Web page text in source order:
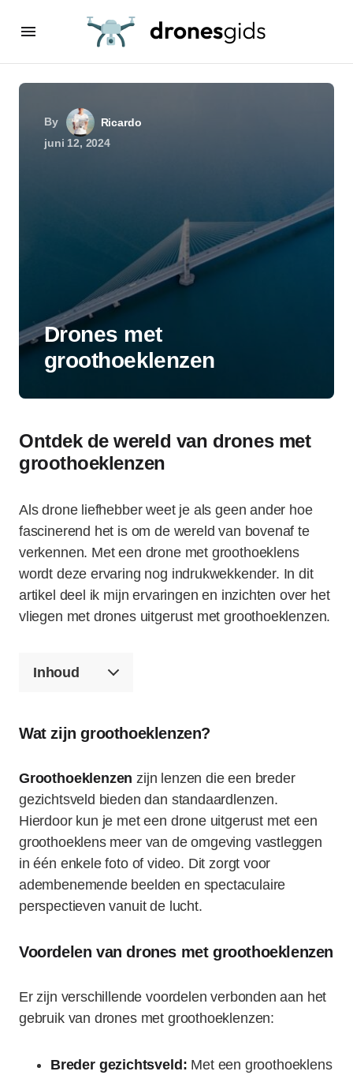
By
Ricardo
juni 12, 2024
Drones met
groothoeklenzen
Ontdek de wereld van drones met
groothoeklenzen
Als drone liefhebber weet je als geen ander hoe
fascinerend het is om de wereld van bovenaf te
verkennen. Met een drone met groothoeklens
wordt deze ervaring nog indrukwekkender. In dit
artikel deel ik mijn ervaringen en inzichten over het
vliegen met drones uitgerust met groothoeklenzen.
Inhoud
Wat zijn groothoeklenzen?
Groothoeklenzen zijn lenzen die een breder
gezichtsveld bieden dan standaardlenzen.
Hierdoor kun je met een drone uitgerust met een
groothoeklens meer van de omgeving vastleggen
in één enkele foto of video. Dit zorgt voor
adembenemende beelden en spectaculaire
perspectieven vanuit de lucht.
Voordelen van drones met groothoeklenzen
Er zijn verschillende voordelen verbonden aan het
gebruik van drones met groothoeklenzen:
Breder gezichtsveld: Met een groothoeklens